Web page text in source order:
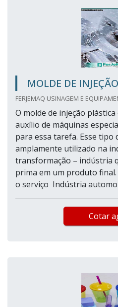
MOLDE DE
FERJEMAQ USINAGEM E
O molde de injeção
auxílio de máquinas
para essa tarefa. Esse tipo
amplamente utilizado na
transformação – indústria
prima em um produto
o serviço Indústria
Cotar